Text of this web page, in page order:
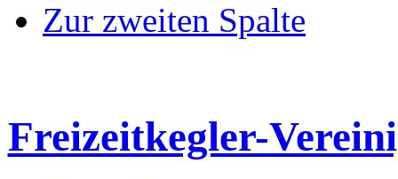
Zur zweiten Spalte
Freizeitkegler-